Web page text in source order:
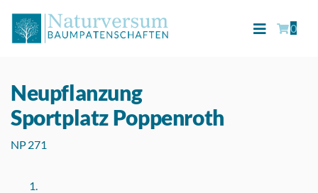
0
Neupflanzung
Sportplatz Poppenroth
NP 271